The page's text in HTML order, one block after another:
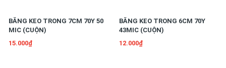
BĂNG KEO TRONG 7CM 70Y 50
MIC (CUỘN)
15.000₫
BĂNG KEO TRONG 6CM 70Y
43MIC (CUỘN)
12.000₫